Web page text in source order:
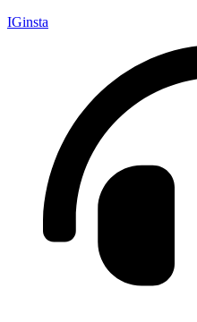
IGinsta